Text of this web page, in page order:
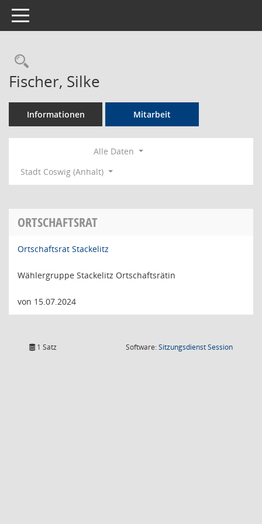
Toggle navigation
Rechercheauswahl
Fischer, Silke
Informationen Mitarbeit
Alle Daten
Stadt Coswig (Anhalt)
ORTSCHAFTSRAT
Ortschaftsrat Stackelitz
Wählergruppe Stackelitz Ortschaftsrätin
von 15.07.2024
1 Satz Software:SitzungsdienstSession(Wird in